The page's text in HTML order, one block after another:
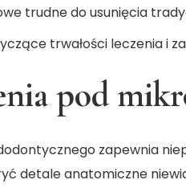
trudne do usunięcia
trwałości leczenia i
pod
zapewnia
detale anatomiczne